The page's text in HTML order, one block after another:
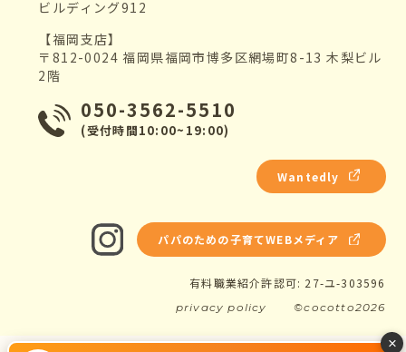
ビルディング912
【福岡支店】
〒812-0024 福岡県福岡市博多区網場町8-13 木梨ビル
2階
050-3562-5510
(受付時間10:00~19:00)
Wantedly
パパのための子育てWEBメディア
有料職業紹介許認可: 27-ユ-303596
privacy policy ©cocotto2026
×